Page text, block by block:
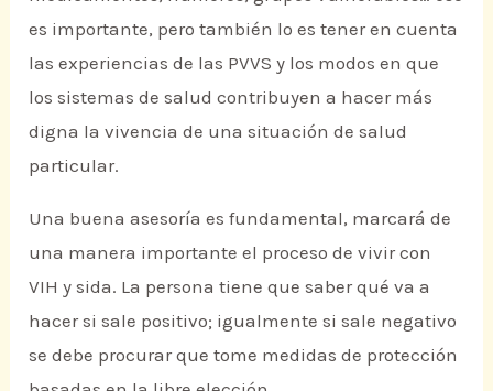
es importante, pero también lo es tener en cuenta
las experiencias de las PVVS y los modos en que
los sistemas de salud contribuyen a hacer más
digna la vivencia de una situación de salud
particular.
Una buena asesoría es fundamental, marcará de
una manera importante el proceso de vivir con
VIH y sida. La persona tiene que saber qué va a
hacer si sale positivo; igualmente si sale negativo
se debe procurar que tome medidas de protección